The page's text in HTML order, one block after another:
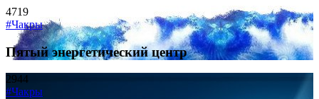
4719
#Чакры
Пятый энергетический центр
2944
#Чакры